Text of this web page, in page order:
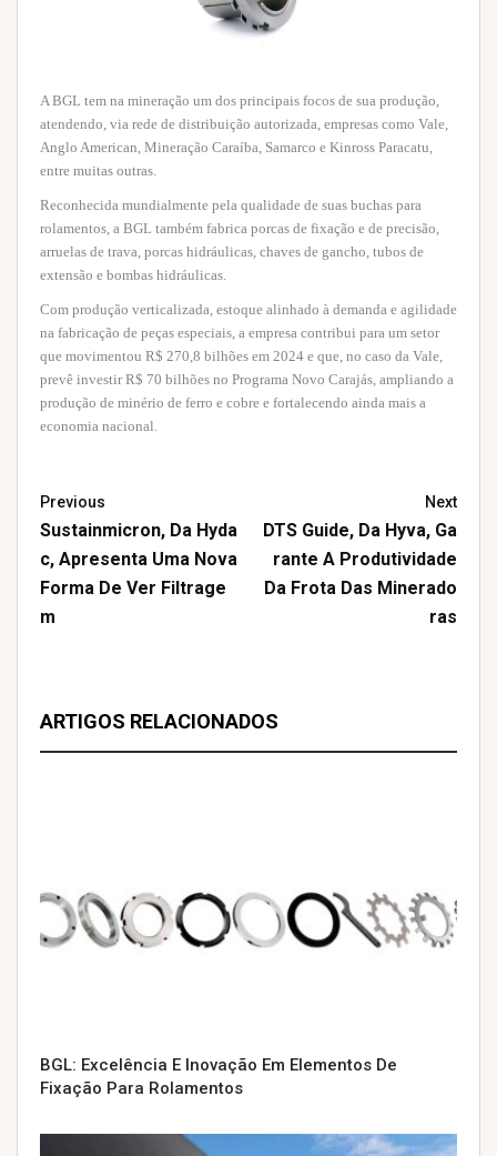
A BGL tem na mineração um dos principais focos de sua produção,
atendendo, via rede de distribuição autorizada, empresas como Vale,
Anglo American, Mineração Caraíba, Samarco e Kinross Paracatu,
entre muitas outras.
Reconhecida mundialmente pela qualidade de suas buchas para
rolamentos, a BGL também fabrica porcas de fixação e de precisão,
arruelas de trava, porcas hidráulicas, chaves de gancho, tubos de
extensão e bombas hidráulicas.
Com produção verticalizada, estoque alinhado à demanda e agilidade
na fabricação de peças especiais, a empresa contribui para um setor
que movimentou R$ 270,8 bilhões em 2024 e que, no caso da Vale,
prevê investir R$ 70 bilhões no Programa Novo Carajás, ampliando a
produção de minério de ferro e cobre e fortalecendo ainda mais a
economia nacional.
Previous
Sustainmicron, Da Hyda
C, Apresenta Uma Nova
Forma De Ver Filtrage
M
Next
DTS Guide, Da Hyva, Ga
Rante A Produtividade
Da Frota Das Minerado
Ras
ARTIGOS RELACIONADOS
BGL: Excelência E Inovação Em Elementos De
Fixação Para Rolamentos